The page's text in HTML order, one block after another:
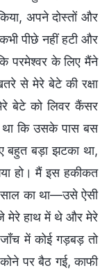
अपने दोस्तों और
पीछे नहीं हटी और
परमेश्वर के लिए मैंने
से मेरे बेटे की रक्षा
बेटे को लिवर कैंसर
था कि उसके पास बस
बहुत बड़ा झटका था,
हो। मैं इस हकीकत
साल का था—उसे ऐसी
मेरे हाथ में थे और मेरे
में कोई गड़बड़ तो
पर बैठ गई, काफी